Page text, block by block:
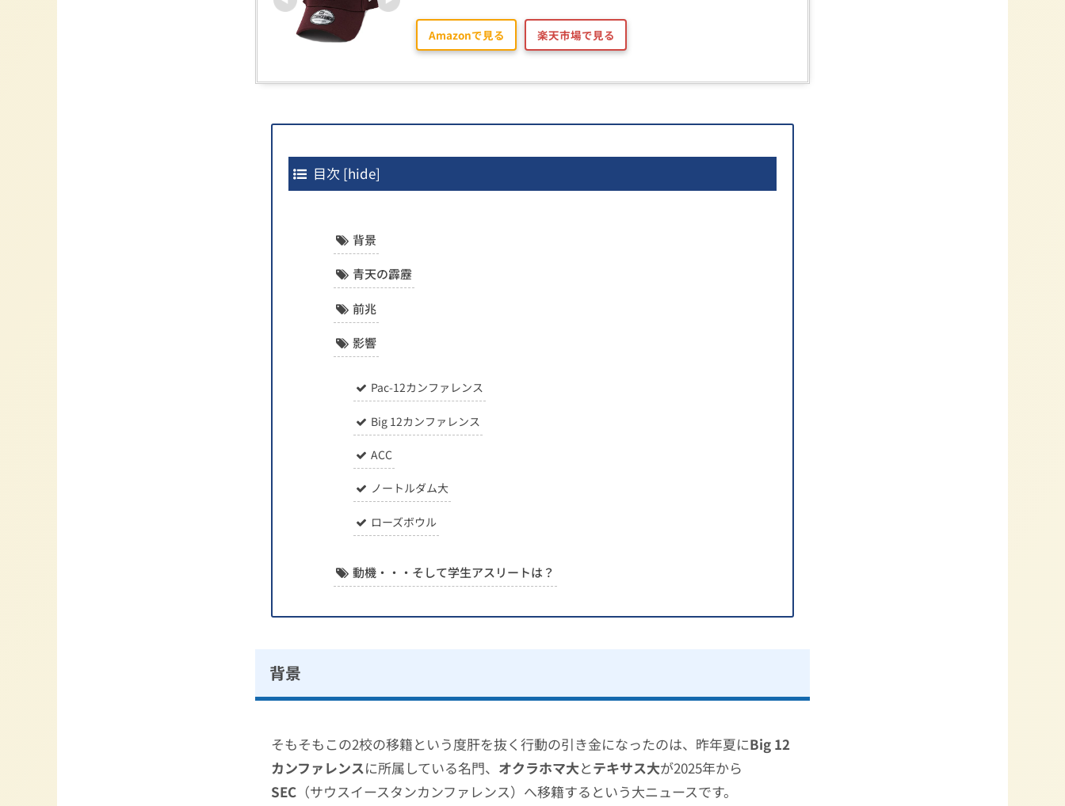
Amazonで見る 楽天市場で見る
目次 [hide]
背景
青天の霹靂
前兆
影響
Pac-12カンファレンス
Big 12カンファレンス
ACC
ノートルダム大
ローズボウル
動機・・・そして学生アスリートは？
背景
そもそもこの2校の移籍という度肝を抜く行動の引き金になったのは、昨年夏にBig 12
カンファレンスに所属している名門、 オクラホマ大とテキサス大が2025年から
SEC （サウスイースタンカンファレンス）へ移籍するという大ニュースです。